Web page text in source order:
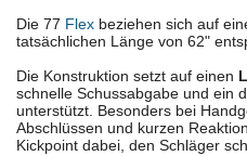
Die 77 Flex beziehen sich auf
tatsächlichen Länge von 62"
Die Konstruktion setzt auf einen
schnelle Schussabgabe und ein
unterstützt. Besonders bei
Abschlüssen und kurzen
Kickpoint dabei, den Schläger